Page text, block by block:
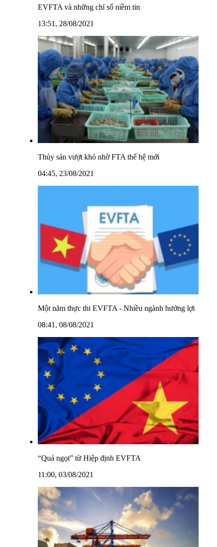
EVFTA và những chỉ số niềm tin
13:51, 28/08/2021
Thủy sản vượt khó nhờ FTA thế hệ mới
04:45, 23/08/2021
Một năm thực thi EVFTA - Nhiều ngành hưởng lợi
08:41, 08/08/2021
“Quả ngọt” từ Hiệp định EVFTA
11:00, 03/08/2021